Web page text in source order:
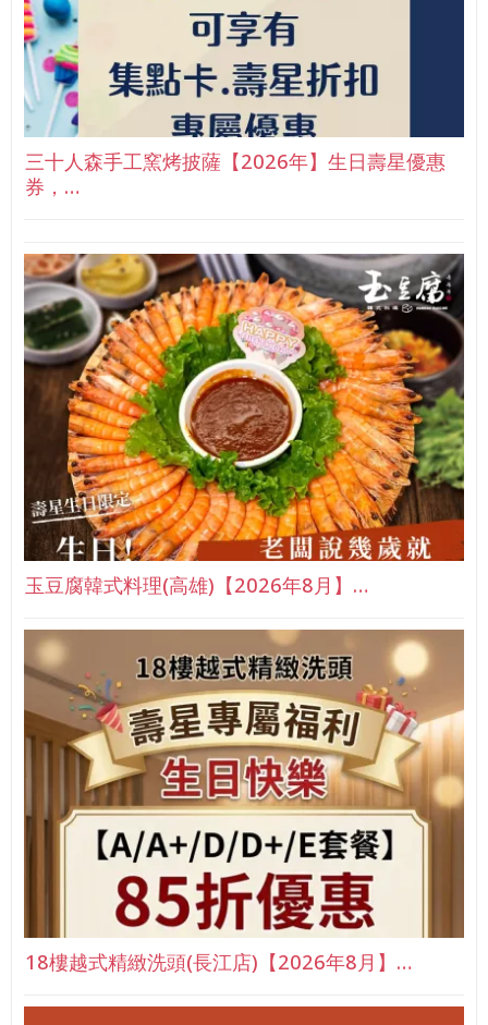
三十人森手工窯烤披薩【2026年】生日壽星優惠
券，…
玉豆腐韓式料理(高雄)【2026年8月】…
18樓越式精緻洗頭(長江店)【2026年8月】…